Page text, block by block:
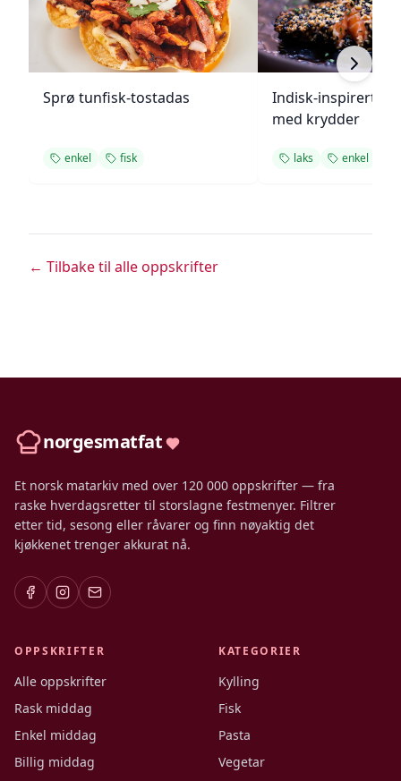
Sprø tunfisk-tostadas
enkel fisk
Indisk-inspirert
med krydder
laks enkel
← Tilbake til alle oppskrifter
norgesmatfat
Et norsk matarkiv med over 120 000 oppskrifter — fra
raske hverdagsretter til storslagne festmenyer. Filtrer
etter tid, sesong eller råvarer og finn nøyaktig det
kjøkkenet trenger akkurat nå.
OPPSKRIFTER
Alle oppskrifter
Rask middag
Enkel middag
Billig middag
KATEGORIER
Kylling
Fisk
Pasta
Vegetar